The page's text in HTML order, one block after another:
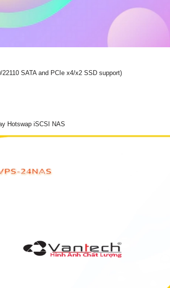
SATA and PCIe x4/x2 SSD support)
Hotswap iSCSI NAS